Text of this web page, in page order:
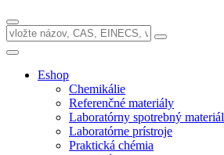
Eshop
Chemikálie
Referenčné materiály
Laboratórny spotrebný materiál
Laboratórne prístroje
Praktická chémia